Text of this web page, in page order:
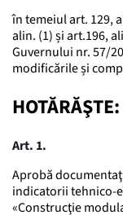
în temeiul art. 129,
alin. (1) și art.196,
Guvernului nr. 57/
modificările și
HOTĂRĂŞTE:
Art. 1.
Aprobă
indicatorii tehnico-
«Construcţie